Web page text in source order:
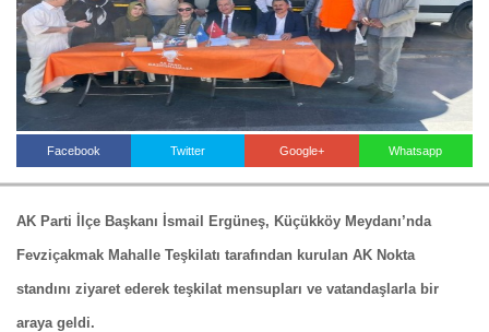
Facebook Twitter Google+ Whatsapp
AK Parti İlçe Başkanı İsmail Ergüneş, Küçükköy Meydanı’nda
Fevziçakmak Mahalle Teşkilatı tarafından kurulan AK Nokta
standını ziyaret ederek teşkilat mensupları ve vatandaşlarla bir
araya geldi.
KÜNYE
İLETİŞİM
Haberin Doğru Adresi.